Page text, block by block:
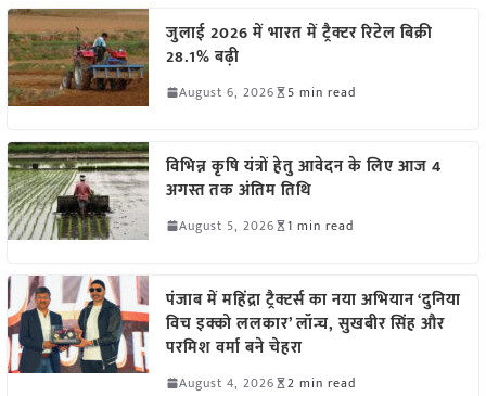
जुलाई 2026 में भारत में ट्रैक्टर रिटेल बिक्री
28.1% बढ़ी
August 6, 2026 5 min read
विभिन्न कृषि यंत्रों हेतु आवेदन के लिए आज 4
अगस्त तक अंतिम तिथि
August 5, 2026 1 min read
पंजाब में महिंद्रा ट्रैक्टर्स का नया अभियान ‘दुनिया
विच इक्को ललकार’ लॉन्च, सुखबीर सिंह और
परमिश वर्मा बने चेहरा
August 4, 2026 2 min read